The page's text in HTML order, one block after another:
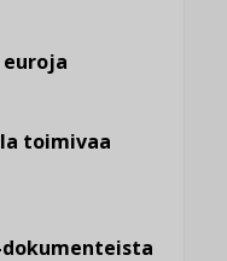
toimivaa